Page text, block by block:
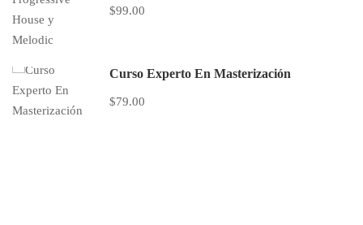
$99.00
Curso Experto En Masterización
$79.00